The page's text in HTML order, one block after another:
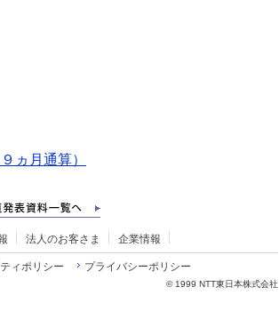
ヵ月通算）
法人のお客さま 企業情報
ィポリシー
プライバシーポリシー
©1999 NTT東日本株式会社